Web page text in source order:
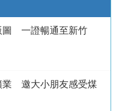
圖 一證暢通至新竹
業 邀大小朋友感受煤